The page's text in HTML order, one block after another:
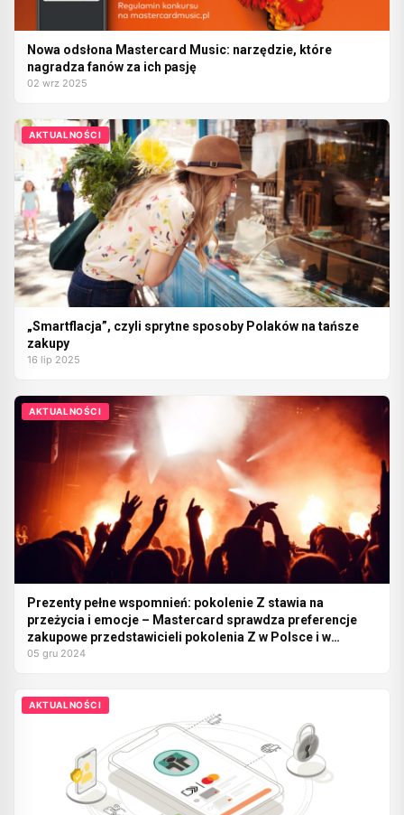
Nowa odsłona Mastercard Music: narzędzie, które
nagradza fanów za ich pasję
02 wrz 2025
AKTUALNOŚCI
„Smartflacja”, czyli sprytne sposoby Polaków na tańsze
zakupy
16 lip 2025
AKTUALNOŚCI
Prezenty pełne wspomnień: pokolenie Z stawia na
przeżycia i emocje – Mastercard sprawdza preferencje
zakupowe przedstawicieli pokolenia Z w Polsce i w
Europie
05 gru 2024
AKTUALNOŚCI